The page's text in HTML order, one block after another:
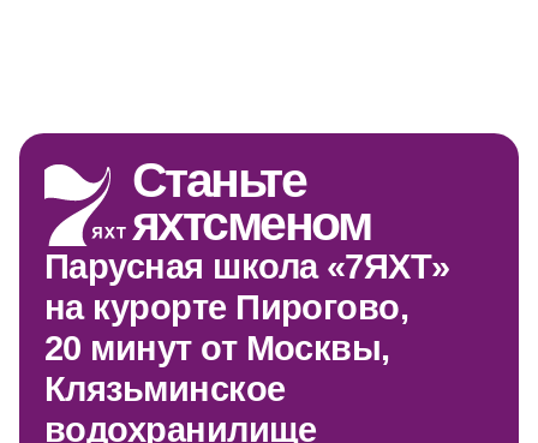
Станьте
яхтсменом
Парусная школа «7ЯХТ»
на курорте Пирогово,
20 минут от Москвы,
Клязьминское
водохранилище